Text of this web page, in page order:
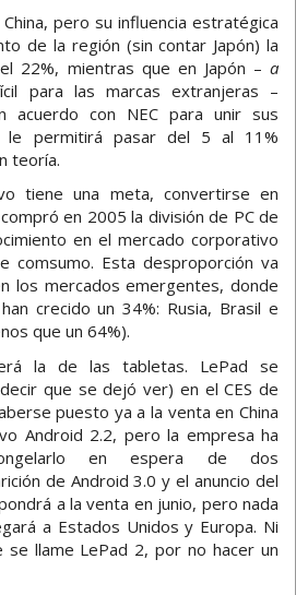
pero su influencia estratégica
de la región (sin contar Japón) la
22%, mientras que en Japón – a
para las marcas extranjeras –
acuerdo con NEC para unir sus
le permitirá pasar del 5 al 11%
teoría.
tiene una meta, convertirse en
en 2005 la división de PC de
en el mercado corporativo
Esta desproporción va
los mercados emergentes, donde
crecido un 34%: Rusia, Brasil e
que un 64%).
la de las tabletas. LePad se
que se dejó ver) en el CES de
puesto ya a la venta en China
Android 2.2, pero la empresa ha
en espera de dos
de Android 3.0 y el anuncio del
a la venta en junio, pero nada
a Estados Unidos y Europa. Ni
llame LePad 2, por no hacer un